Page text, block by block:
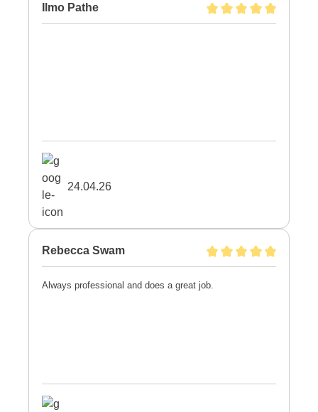
Ilmo Pathe
24.04.26
Rebecca Swam
Always professional and does a great job.